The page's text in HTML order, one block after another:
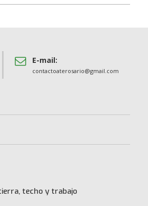
E-mail:
contactoaterosario@gmail.com
techo y trabajo